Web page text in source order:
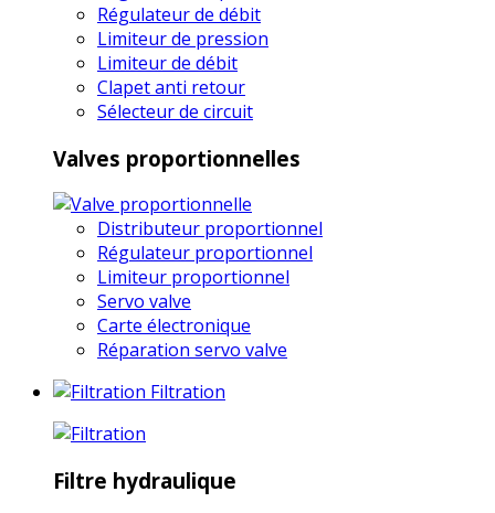
Régulateur de débit
Limiteur de pression
Limiteur de débit
Clapet anti retour
Sélecteur de circuit
Valves proportionnelles
Distributeur proportionnel
Régulateur proportionnel
Limiteur proportionnel
Servo valve
Carte électronique
Réparation servo valve
Filtration
Filtre hydraulique